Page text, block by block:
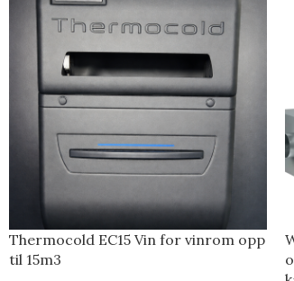
Thermocold EC15 Vin for vinrom opp
til 15m3